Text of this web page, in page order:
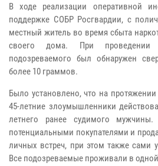
В ходе реализации оперативной
поддержке СОБР Росгвардии, с
местный житель во время сбыта
своего дома. При проведении
подозреваемого был обнаружен
более 10 граммов.
Было установлено, что на
45-летние злоумышленники
летнего ранее судимого
потенциальными покупателями и
личных встреч, при этом также сами
Все подозреваемые проживали в одной